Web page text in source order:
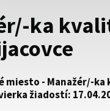
webovú stránku.
pred názvom
ka
miesto - Manažér/-ka
žiadostí: